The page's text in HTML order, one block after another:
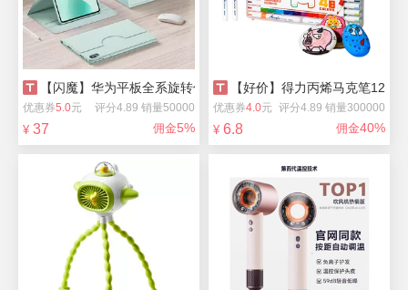
【闪魔】华为平板全系旋转保护壳
优惠券5.0元 评分4.89 销量50000
¥ 37 佣金5%
【好价】得力丙烯马克笔12色
优惠券4.0元 评分4.89 销量300000
¥ 6.8 佣金40%